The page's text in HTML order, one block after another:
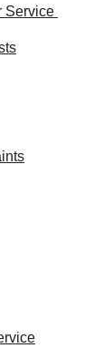
Service